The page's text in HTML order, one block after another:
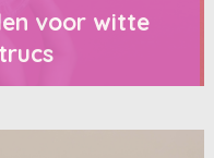
voor witte